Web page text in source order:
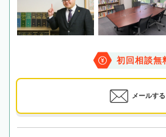
初回相談無
メールする